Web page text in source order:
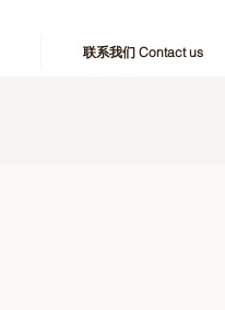
联系我们 Contact us